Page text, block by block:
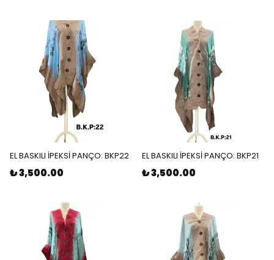
EL BASKILI İPEKSİ PANÇO: BKP22
₺ 3,500.00
EL BASKILI İPEKSİ PANÇO: BKP21
₺ 3,500.00